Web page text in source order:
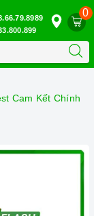
0
Cam Kết Chính